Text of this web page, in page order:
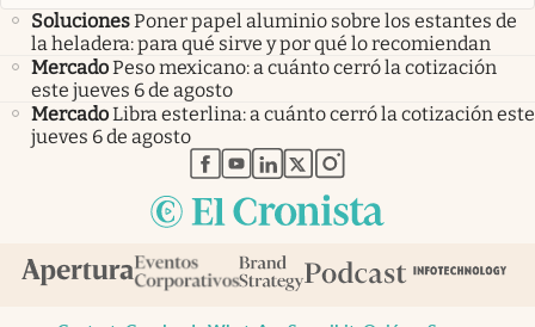
SolucionesPoner papel aluminio sobre los estantes de
la heladera: para qué sirve y por qué lo recomiendan
MercadoPeso mexicano: a cuánto cerró la cotización
este jueves 6 de agosto
MercadoLibra esterlina: a cuánto cerró la cotización este
jueves 6 de agosto
abre en nueva pestaña
abre en nueva pestaña
abre en nueva pestaña
abre en nueva pestaña
abre en nueva pestaña